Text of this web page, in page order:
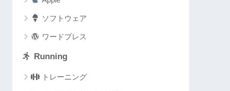
ソフトウェア
ワードプレス
Running
トレーニング